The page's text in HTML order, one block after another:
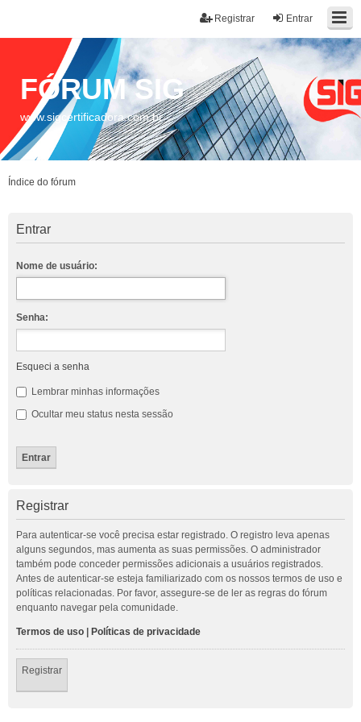
Entrar
Registrar
FÓRUM SIG
www.sigcertificadora.com.br
Índice do fórum
Entrar
Nome de usuário:
Senha:
Esqueci a senha
Lembrar minhas informações
Ocultar meu status nesta sessão
Registrar
Para autenticar-se você precisa estar registrado. O registro leva apenas
alguns segundos, mas aumenta as suas permissões. O administrador
também pode conceder permissões adicionais a usuários registrados.
Antes de autenticar-se esteja familiarizado com os nossos termos de uso e
políticas relacionadas. Por favor, assegure-se de ler as regras do fórum
enquanto navegar pela comunidade.
Termos de uso Políticas de privacidade
Registrar